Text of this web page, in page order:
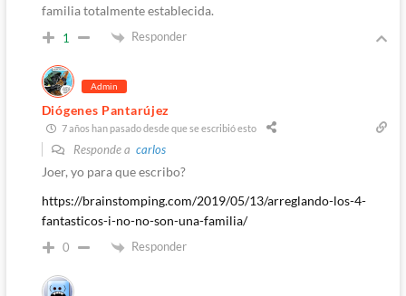
familia totalmente establecida.
1 Responder
Admin
Diógenes Pantarújez
7 años han pasado desde que se escribió esto
Responde a carlos
Joer, yo para que escribo?
https://brainstomping.com/2019/05/13/arreglando-los-4-
fantasticos-i-no-no-son-una-familia/
0 Responder